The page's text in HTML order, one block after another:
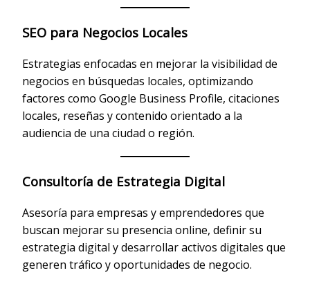
SEO para Negocios Locales
Estrategias enfocadas en mejorar la visibilidad de
negocios en búsquedas locales, optimizando
factores como Google Business Profile, citaciones
locales, reseñas y contenido orientado a la
audiencia de una ciudad o región.
Consultoría de Estrategia Digital
Asesoría para empresas y emprendedores que
buscan mejorar su presencia online, definir su
estrategia digital y desarrollar activos digitales que
generen tráfico y oportunidades de negocio.